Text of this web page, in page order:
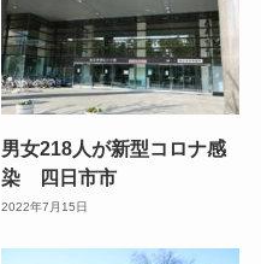
男女218人が新型コロナ感
染 四日市市
2022年7月15日